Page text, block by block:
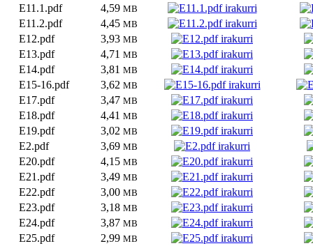
E11.1.pdf 4,59 MB
E11.2.pdf 4,45 MB
E12.pdf 3,93 MB
E13.pdf 4,71 MB
E14.pdf 3,81 MB
E15-16.pdf 3,62 MB
E17.pdf 3,47 MB
E18.pdf 4,41 MB
E19.pdf 3,02 MB
E2.pdf 3,69 MB
E20.pdf 4,15 MB
E21.pdf 3,49 MB
E22.pdf 3,00 MB
E23.pdf 3,18 MB
E24.pdf 3,87 MB
E25.pdf 2,99 MB